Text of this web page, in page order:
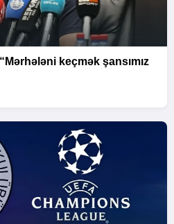
keçmək şansımız